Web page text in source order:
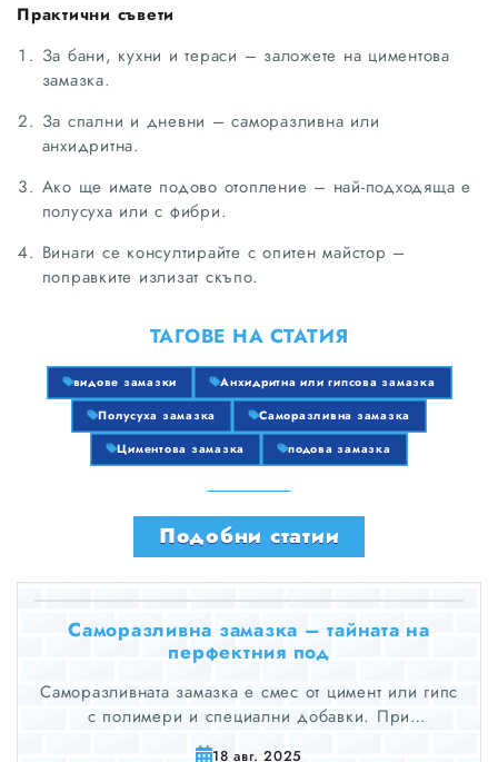
Практични съвети
За бани, кухни и тераси – заложете на циментова
замазка.
За спални и дневни – саморазливна или
анхидритна.
Ако ще имате подово отопление – най-подходяща е
полусуха или с фибри.
Винаги се консултирайте с опитен майстор –
поправките излизат скъпо.
ТАГОВЕ НА СТАТИЯ
видове замазки
Анхидритна или гипсова замазка
Полусуха замазка
Саморазливна замазка
Циментова замазка
подова замазка
Подобни статии
Саморазливна замазка – тайната на
перфектния под
Саморазливната замазка е смес от цимент или гипс
с полимери и специални добавки. При
разбъркване се получава течна маса, която се
18 авг. 2025